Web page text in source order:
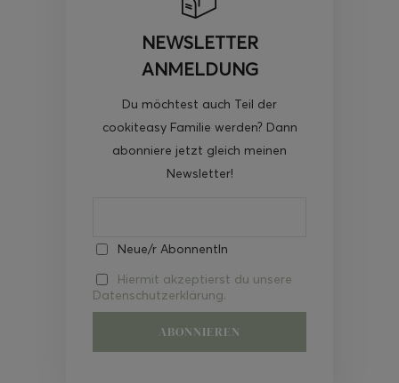
NEWSLETTER
ANMELDUNG
Du möchtest auch Teil der
cookiteasy Familie werden? Dann
abonniere jetzt gleich meinen
Newsletter!
Neue/r AbonnentIn
Hiermit akzeptierst du unsere
Datenschutzerklärung.